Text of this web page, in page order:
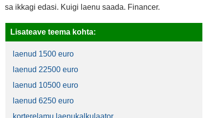
sa ikkagi edasi. Kuigi laenu saada. Financer.
Lisateave teema kohta:
laenud 1500 euro
laenud 22500 euro
laenud 10500 euro
laenud 6250 euro
korterelamu laenukalkulaator